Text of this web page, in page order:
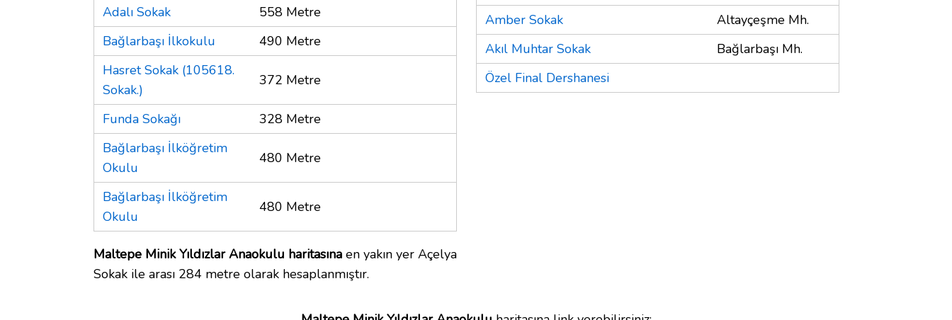
Adalı Sokak
558 Metre
Bağlarbaşı İlkokulu
490 Metre
Hasret Sokak (105618.
Sokak.)
372 Metre
Funda Sokağı
328 Metre
Bağlarbaşı İlköğretim
Okulu
480 Metre
Bağlarbaşı İlköğretim
Okulu
480 Metre
Maltepe Minik Yıldızlar Anaokulu haritasına en yakın yer Açelya
Sokak ile arası 284 metre olarak hesaplanmıştır.
Amber Sokak
Altayçeşme Mh.
Akıl Muhtar Sokak
Bağlarbaşı Mh.
Özel Final Dershanesi